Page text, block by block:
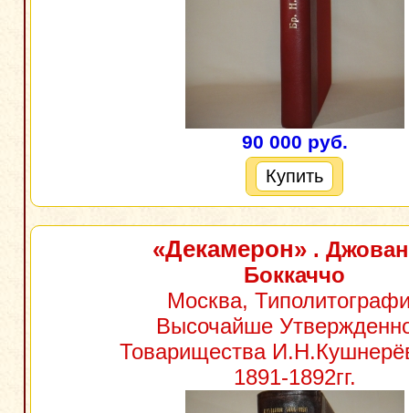
90 000 руб.
Купить
«Декамерон» .
Боккаччо
Москва,
Высочайше
Товарищества
1891-1892гг.